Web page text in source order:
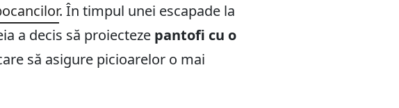
. În timpul unei escapade la
a decis să proiecteze pantofi cu o
să asigure picioarelor o mai